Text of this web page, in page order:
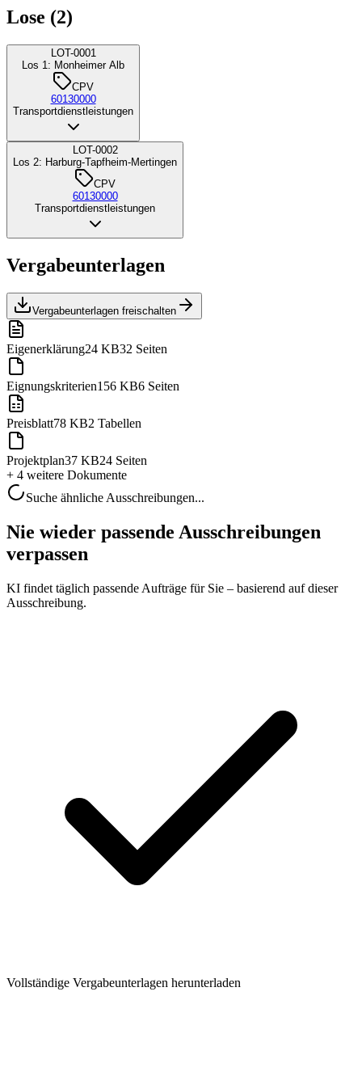
Lose (2)
LOT-0001
Los 1: Monheimer Alb
CPV
60130000
Transportdienstleistungen
LOT-0002
Los 2: Harburg-Tapfheim-Mertingen
CPV
60130000
Transportdienstleistungen
Vergabeunterlagen
Vergabeunterlagen freischalten
Eigenerklärung24 KB32 Seiten
Eignungskriterien156 KB6 Seiten
Preisblatt78 KB2 Tabellen
Projektplan37 KB24 Seiten
+ 4 weitere Dokumente
Suche ähnliche Ausschreibungen...
Nie wieder passende Ausschreibungen
verpassen
KI findet täglich passende Aufträge für Sie – basierend auf dieser
Ausschreibung.
Vollständige Vergabeunterlagen herunterladen